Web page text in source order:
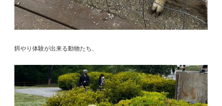
餌やり体験が出来る動物たち、